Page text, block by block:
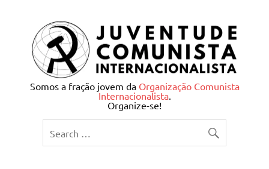
Juventude Comunista
Internacionalista
Somos a fração jovem da Organização Comunista
Internacionalista.
Organize-se!